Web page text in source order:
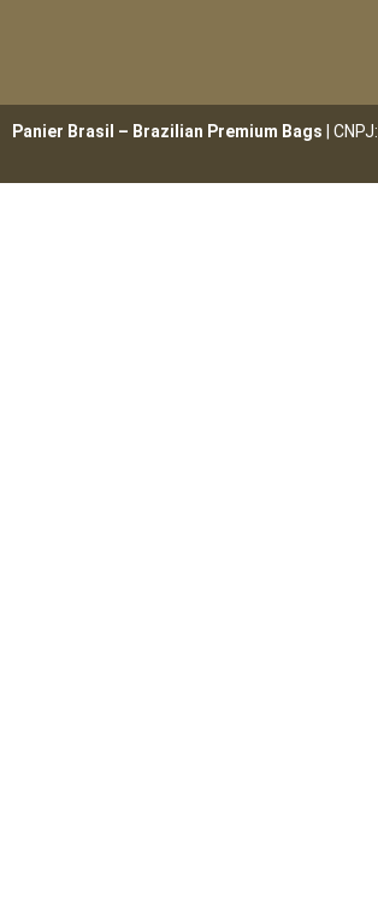
Panier Brasil – Brazilian Premium Bags |